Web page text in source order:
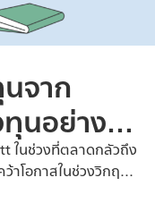
จาก
นอย่างไร
ในช่วงที่ตลาดกลัวถึง
าโอกาสในช่วงวิกฤต